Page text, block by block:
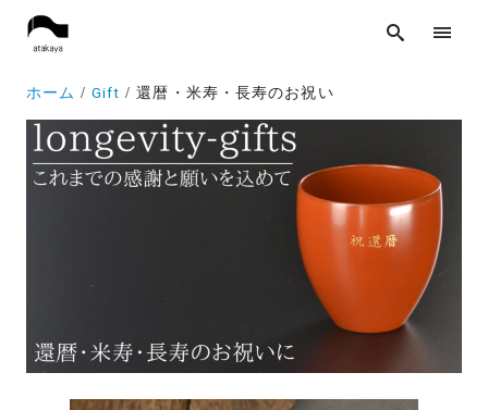
ホーム Gift 還暦・米寿・長寿のお祝い